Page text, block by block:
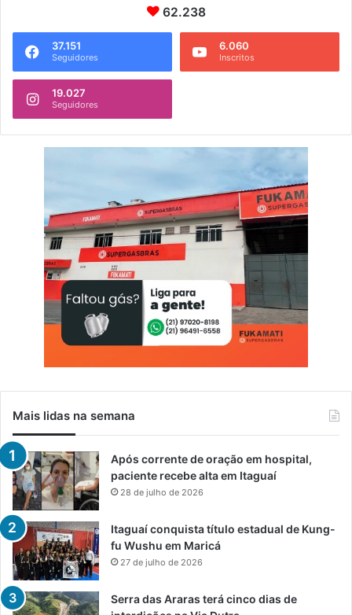
62.238
37.151
Seguidores
6.060
Inscritos
19.027
Seguidores
Mais lidas na semana
Após corrente de oração em hospital,
paciente recebe alta em Itaguaí
28 de julho de 2026
Itaguaí conquista título estadual de Kung-
fu Wushu em Maricá
27 de julho de 2026
Serra das Araras terá cinco dias de